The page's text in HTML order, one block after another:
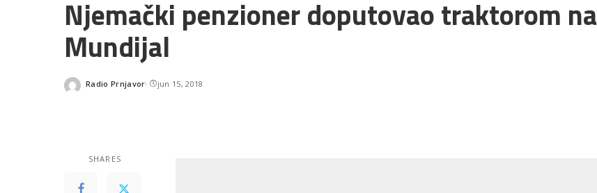
Njemački penzioner doputovao traktorom na
Mundijal
Posted
Radio Prnjavor jun 15, 2018
SHARES